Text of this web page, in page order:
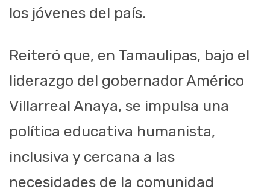
los jóvenes del país.
Reiteró que, en Tamaulipas, bajo el
liderazgo del gobernador Américo
Villarreal Anaya, se impulsa una
política educativa humanista,
inclusiva y cercana a las
necesidades de la comunidad